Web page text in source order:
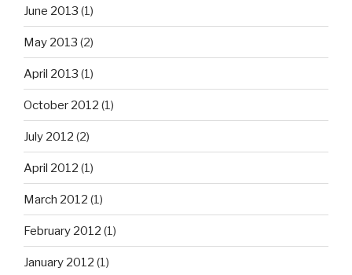
June 2013 (1)
May 2013 (2)
April 2013 (1)
October 2012 (1)
July 2012 (2)
April 2012 (1)
March 2012 (1)
February 2012 (1)
January 2012 (1)